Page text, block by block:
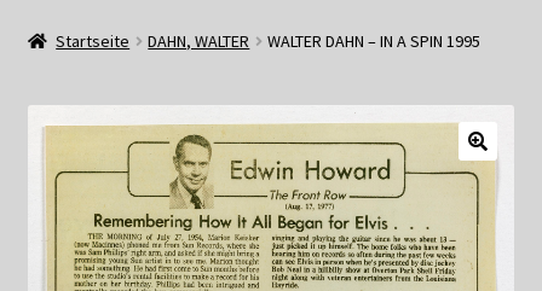
AGB
Aktuell • Angebote
Bücher und Kataloge
Datenschutzerklärung
Startseite DAHN, WALTER WALTER DAHN – IN A SPIN 1995